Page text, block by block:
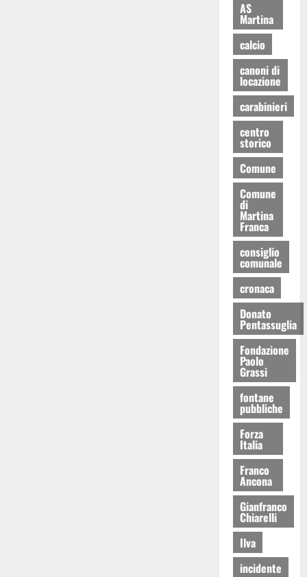
AS
Martina
calcio
canoni di
locazione
carabinieri
centro
storico
Comune
Comune
di
Martina
Franca
consiglio
comunale
cronaca
Donato
Pentassuglia
Fondazione
Paolo
Grassi
fontane
pubbliche
Forza
Italia
Franco
Ancona
Gianfranco
Chiarelli
Ilva
incidente